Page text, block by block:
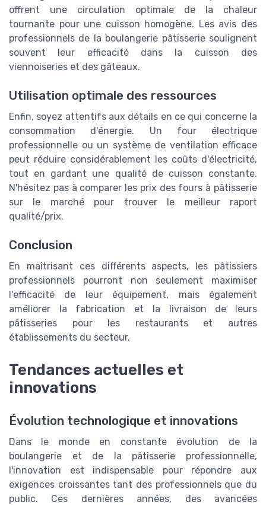
offrent une circulation optimale de la chaleur
tournante pour une cuisson homogène. Les avis des
professionnels de la boulangerie pâtisserie soulignent
souvent leur efficacité dans la cuisson des
viennoiseries et des gâteaux.
Utilisation optimale des ressources
Enfin, soyez attentifs aux détails en ce qui concerne la
consommation d'énergie. Un four électrique
professionnelle ou un système de ventilation efficace
peut réduire considérablement les coûts d'électricité,
tout en gardant une qualité de cuisson constante.
N'hésitez pas à comparer les prix des fours à pâtisserie
sur le marché pour trouver le meilleur raport
qualité/prix.
Conclusion
En maîtrisant ces différents aspects, les pâtissiers
professionnels pourront non seulement maximiser
l'efficacité de leur équipement, mais également
améliorer la fabrication et la livraison de leurs
pâtisseries pour les restaurants et autres
établissements du secteur.
Tendances actuelles et
innovations
Évolution technologique et innovations
Dans le monde en constante évolution de la
boulangerie et de la pâtisserie professionnelle,
l'innovation est indispensable pour répondre aux
exigences croissantes tant des professionnels que du
public. Ces dernières années, des avancées